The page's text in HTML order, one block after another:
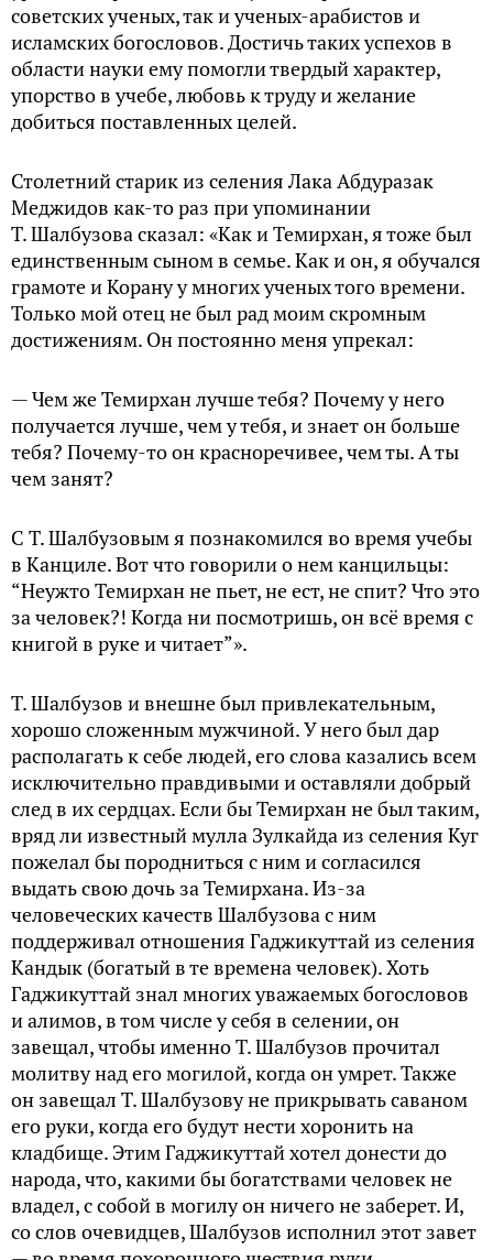
советских ученых, так и ученых-арабистов и
исламских богословов. Достичь таких успехов в
области науки ему помогли твердый характер,
упорство в учебе, любовь к труду и желание
добиться поставленных целей.
Столетний старик из селения Лака Абдуразак
Меджидов как-то раз при упоминании
Т. Шалбузова сказал: «Как и Темирхан, я тоже был
единственным сыном в семье. Как и он, я обучался
грамоте и Корану у многих ученых того времени.
Только мой отец не был рад моим скромным
достижениям. Он постоянно меня упрекал:
— Чем же Темирхан лучше тебя? Почему у него
получается лучше, чем у тебя, и знает он больше
тебя? Почему-то он красноречивее, чем ты. А ты
чем занят?
С Т. Шалбузовым я познакомился во время учебы
в Канциле. Вот что говорили о нем канцильцы:
“Неужто Темирхан не пьет, не ест, не спит? Что это
за человек?! Когда ни посмотришь, он всё время с
книгой в руке и читает”».
Т. Шалбузов и внешне был привлекательным,
хорошо сложенным мужчиной. У него был дар
располагать к себе людей, его слова казались всем
исключительно правдивыми и оставляли добрый
след в их сердцах. Если бы Темирхан не был таким,
вряд ли известный мулла Зулкайда из селения Куг
пожелал бы породниться с ним и согласился
выдать свою дочь за Темирхана. Из-за
человеческих качеств Шалбузова с ним
поддерживал отношения Гаджикуттай из селения
Кандык (богатый в те времена человек). Хоть
Гаджикуттай знал многих уважаемых богословов
и алимов, в том числе у себя в селении, он
завещал, чтобы именно Т. Шалбузов прочитал
молитву над его могилой, когда он умрет. Также
он завещал Т. Шалбузову не прикрывать саваном
его руки, когда его будут нести хоронить на
кладбище. Этим Гаджикуттай хотел донести до
народа, что, какими бы богатствами человек не
владел, с собой в могилу он ничего не заберет. И,
со слов очевидцев, Шалбузов исполнил этот завет